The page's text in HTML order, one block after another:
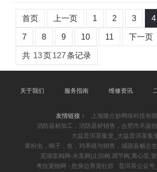
首页 上一页 1 2 3 4
7 8 9 10 11 下一页
共 13页127条记录
关于我们 服务指南 维修资讯
友情链接：
上海隆介妙网络科技有
消防器材加工，消防器材销售，合肥市禾嘉
大益普洱茶集资_大益普洱茶集
黄粉虫，蝎子，鱼，鸡养殖与销售，城固县畅古
芜湖泵阀网-水泵网|止回阀,调节阀,离心泵,
考拉宠物网 - 您身边养宠社群
普洱茶公众号